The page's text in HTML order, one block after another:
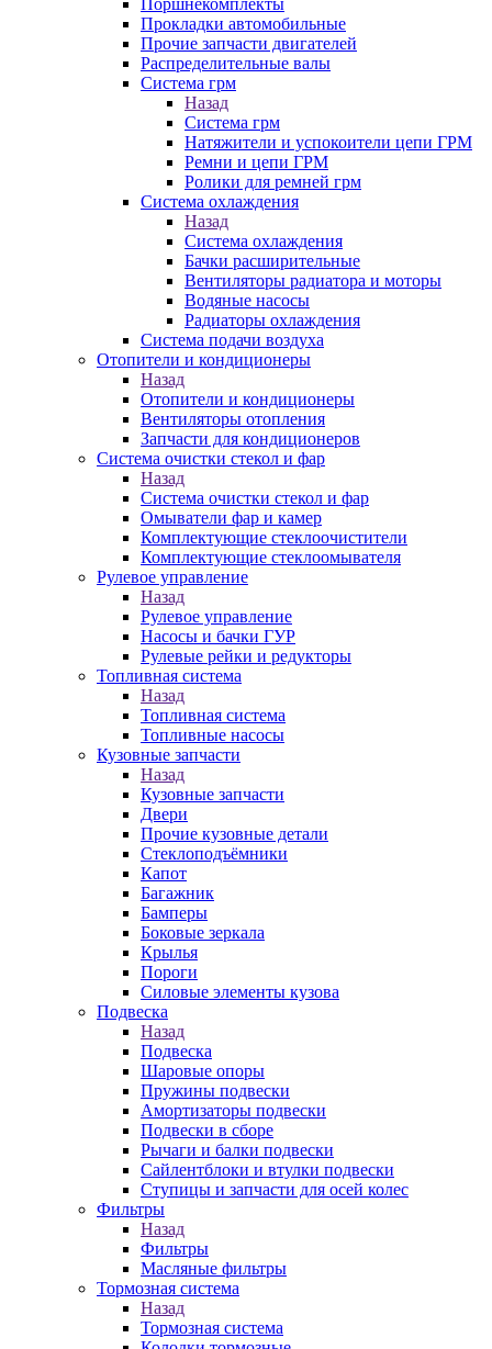
Поршнекомплекты
Прокладки автомобильные
Прочие запчасти двигателей
Распределительные валы
Система грм
Назад
Система грм
Натяжители и успокоители цепи ГРМ
Ремни и цепи ГРМ
Ролики для ремней грм
Система охлаждения
Назад
Система охлаждения
Бачки расширительные
Вентиляторы радиатора и моторы
Водяные насосы
Радиаторы охлаждения
Система подачи воздуха
Отопители и кондиционеры
Назад
Отопители и кондиционеры
Вентиляторы отопления
Запчасти для кондиционеров
Система очистки стекол и фар
Назад
Система очистки стекол и фар
Омыватели фар и камер
Комплектующие стеклоочистители
Комплектующие стеклоомывателя
Рулевое управление
Назад
Рулевое управление
Насосы и бачки ГУР
Рулевые рейки и редукторы
Топливная система
Назад
Топливная система
Топливные насосы
Кузовные запчасти
Назад
Кузовные запчасти
Двери
Прочие кузовные детали
Стеклоподъёмники
Капот
Багажник
Бамперы
Боковые зеркала
Крылья
Пороги
Силовые элементы кузова
Подвеска
Назад
Подвеска
Шаровые опоры
Пружины подвески
Амортизаторы подвески
Подвески в сборе
Рычаги и балки подвески
Сайлентблоки и втулки подвески
Ступицы и запчасти для осей колес
Фильтры
Назад
Фильтры
Масляные фильтры
Тормозная система
Назад
Тормозная система